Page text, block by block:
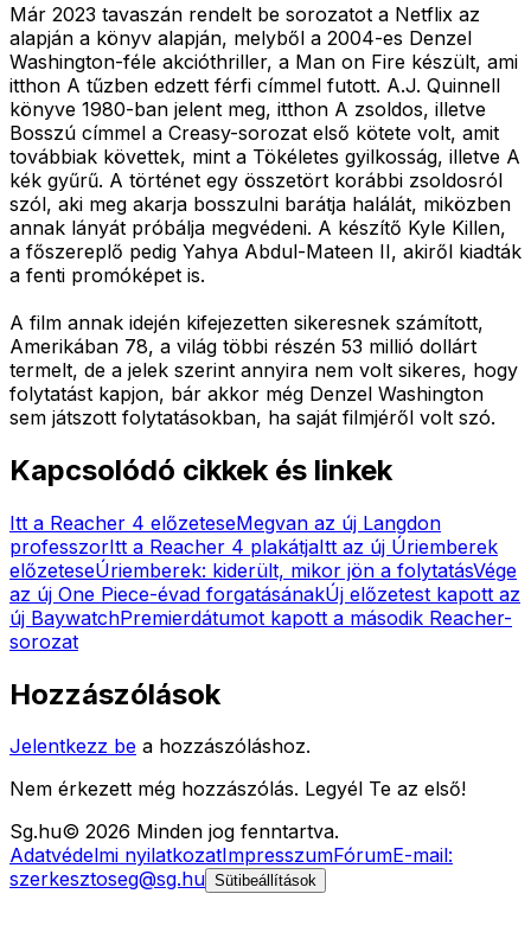
Már 2023 tavaszán rendelt be sorozatot a Netflix az
alapján a könyv alapján, melyből a 2004-es Denzel
Washington-féle akcióthriller, a Man on Fire készült, ami
itthon A tűzben edzett férfi címmel futott. A.J. Quinnell
könyve 1980-ban jelent meg, itthon A zsoldos, illetve
Bosszú címmel a Creasy-sorozat első kötete volt, amit
továbbiak követtek, mint a Tökéletes gyilkosság, illetve A
kék gyűrű. A történet egy összetört korábbi zsoldosról
szól, aki meg akarja bosszulni barátja halálát, miközben
annak lányát próbálja megvédeni. A készítő Kyle Killen,
a főszereplő pedig Yahya Abdul-Mateen II, akiről kiadták
a fenti promóképet is.
A film annak idején kifejezetten sikeresnek számított,
Amerikában 78, a világ többi részén 53 millió dollárt
termelt, de a jelek szerint annyira nem volt sikeres, hogy
folytatást kapjon, bár akkor még Denzel Washington
sem játszott folytatásokban, ha saját filmjéről volt szó.
Kapcsolódó cikkek és linkek
Itt a Reacher 4 előzeteseMegvan az új Langdon
professzorItt a Reacher 4 plakátjaItt az új Úriemberek
előzeteseÚriemberek: kiderült, mikor jön a folytatásVége
az új One Piece-évad forgatásánakÚj előzetest kapott az
új BaywatchPremierdátumot kapott a második Reacher-
sorozat
Hozzászólások
Jelentkezz be a hozzászóláshoz.
Nem érkezett még hozzászólás. Legyél Te az első!
Sg.hu© 2026 Minden jog fenntartva.
Adatvédelmi nyilatkozatImpresszumFórumE-mail:
szerkesztoseg@sg.hu Sütibeállítások